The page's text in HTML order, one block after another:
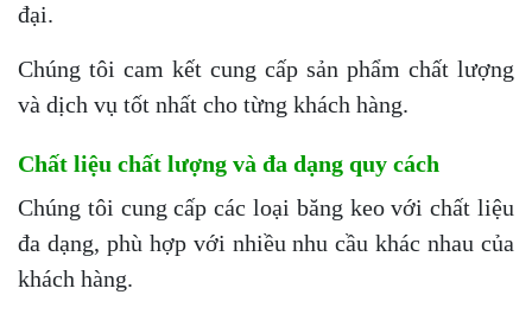
đại.
Chúng tôi cam kết cung cấp sản phẩm chất lượng
và dịch vụ tốt nhất cho từng khách hàng.
Chất liệu chất lượng và đa dạng quy cách
Chúng tôi cung cấp các loại băng keo với chất liệu
đa dạng, phù hợp với nhiều nhu cầu khác nhau của
khách hàng.